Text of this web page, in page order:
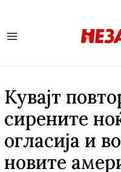
Кувајт
сирените
огласија и
новите